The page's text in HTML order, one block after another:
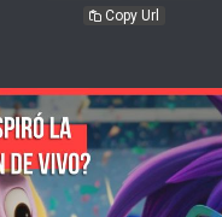
Copy Url